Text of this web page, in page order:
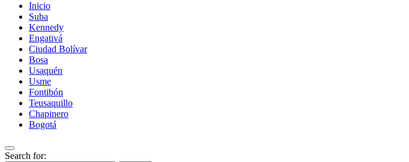
Inicio
Suba
Kennedy
Engativá
Ciudad Bolívar
Bosa
Usaquén
Usme
Fontibón
Teusaquillo
Chapinero
Bogotá
Search for: